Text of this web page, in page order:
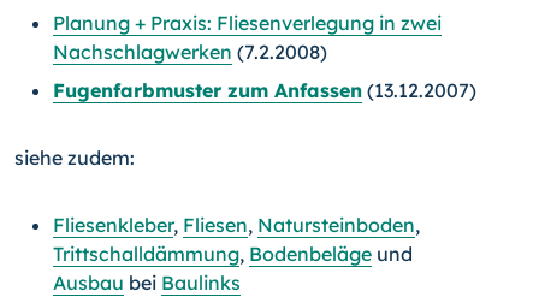
Planung + Praxis: Fliesenverlegung in zwei
Nachschlagwerken (7.2.2008)
Fugenfarbmuster zum Anfassen (13.12.2007)
siehe zudem:
Fliesenkleber, Fliesen, Natursteinboden,
Trittschalldämmung, Bodenbeläge und
Ausbau bei Baulinks